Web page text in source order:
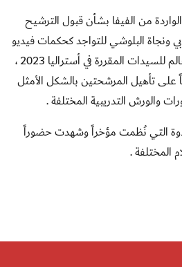
من الفيفا بشأن قبول الترشيح
ونجاة البلوشي للتواجد كحكمات فيديو
مساعدات في بطولة كأس العالم للسيدات المقررة في أستراليا 2023 ،
على تأهيل المرشحتين بالشكل الأمثل
والورش التدريبية المختلفة .
التي نُظمت مؤخراً وشهدت حضوراً
المختلفة .